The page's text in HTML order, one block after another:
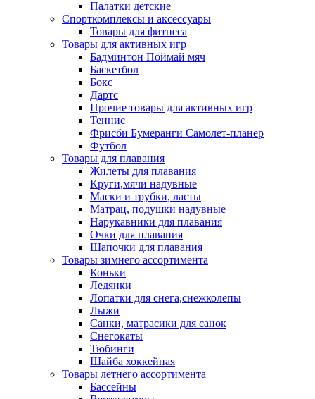
Палатки детские
Спорткомплексы и аксессуары
Товары для фитнеса
Товары для активных игр
Бадминтон Поймай мяч
Баскетбол
Бокс
Дартс
Прочие товары для активных игр
Теннис
Фрисби Бумеранги Самолет-планер
Футбол
Товары для плавания
Жилеты для плавания
Круги,мячи надувные
Маски и трубки, ласты
Матрац, подушки надувные
Нарукавники для плавания
Очки для плавания
Шапочки для плавания
Товары зимнего ассортимента
Коньки
Ледянки
Лопатки для снега,снежколепы
Лыжи
Санки, матрасики для санок
Снегокаты
Тюбинги
Шайба хоккейная
Товары летнего ассортимента
Бассейны